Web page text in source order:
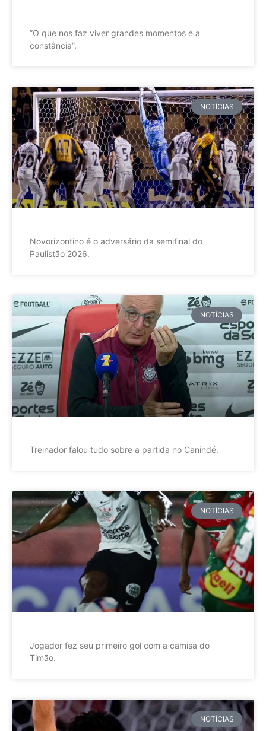
”O que nos faz viver grandes momentos é a
constância”.
NOTÍCIAS
Novorizontino é o adversário da semifinal do
Paulistão 2026.
NOTÍCIAS
Treinador falou tudo sobre a partida no Canindé.
NOTÍCIAS
Jogador fez seu primeiro gol com a camisa do
Timão.
NOTÍCIAS